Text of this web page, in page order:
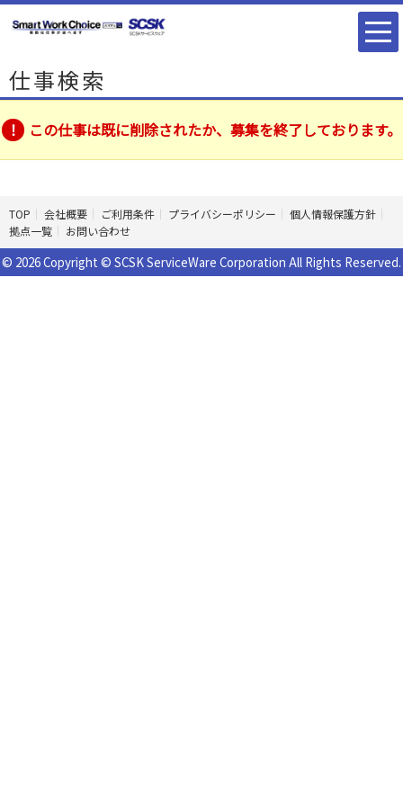
仕事検索
この仕事は既に削除されたか、募集を終了しております。
TOP 会社概要 ご利用条件 プライバシーポリシー
個人情報保護方針
拠点一覧
お問い合わせ
© 2026 Copyright © SCSK ServiceWare Corporation All Rights Reserved.